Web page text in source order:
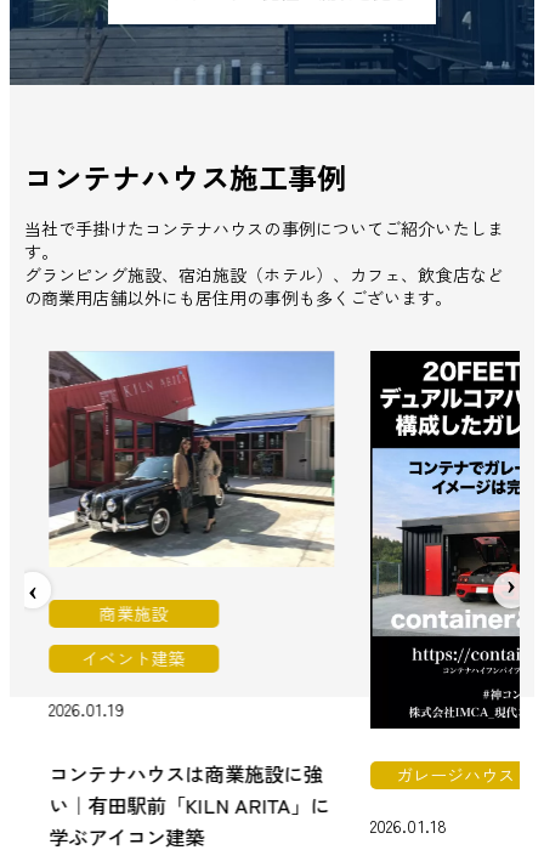
コンテナハウス施工事例
当社で手掛けたコンテナハウスの事例についてご紹介いたしま
す。
グランピング施設、宿泊施設（ホテル）、カフェ、飲食店など
の商業用店舗以外にも居住用の事例も多くございます。
商業施設
イベント建築
2026.01.19
コンテナハウスは商業施設に強
い｜有田駅前「KILN ARITA」に
学ぶアイコン建築
ガレージハウス
2026.01.18